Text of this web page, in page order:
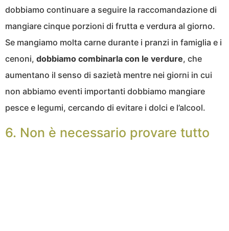
dobbiamo continuare a seguire la raccomandazione di
mangiare cinque porzioni di frutta e verdura al giorno.
Se mangiamo molta carne durante i pranzi in famiglia e i
cenoni, dobbiamo combinarla con le verdure, che
aumentano il senso di sazietà mentre nei giorni in cui
non abbiamo eventi importanti dobbiamo mangiare
pesce e legumi, cercando di evitare i dolci e l’alcool.
6. Non è necessario provare tutto